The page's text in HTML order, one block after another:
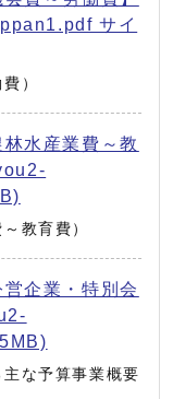
サイ
）
水産業費～教
教育費）
企業・特別会
な予算事業概要